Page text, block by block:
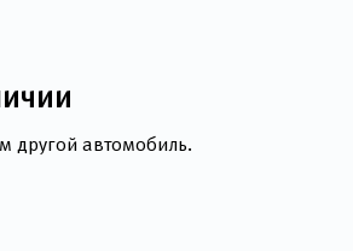
другой автомобиль.